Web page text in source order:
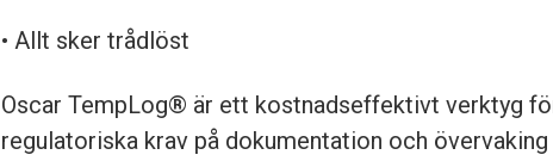
• Allt sker trådlöst
Oscar TempLog® är ett kostnadseffektivt verktyg
regulatoriska krav på dokumentation och